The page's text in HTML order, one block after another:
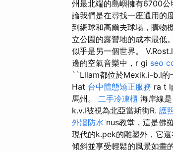
州最北端的島嶼擁有6700公
論我們是在尋找一座通用的
到網球和高爾夫球場，購物
立公園的露營地的成本最低。
似乎是另一個世界。
邊的空氣音樂中，r gi seo
``Lllam都位於Mexik.i-b.l的
Hat 台中體態矯正服務 ra t
馬州。 二手冷凍櫃 海岸線
k.v.l被視為北亞當斯街R. 護
外牆防水 nus教堂，這是佛
現代的k.pek的雕塑外，它
傾斜並享受輕鬆的風景如畫